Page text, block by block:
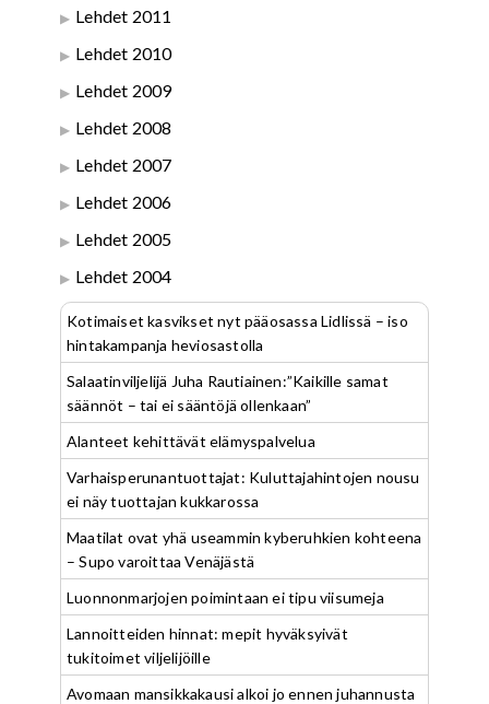
Lehdet 2011
Lehdet 2010
Lehdet 2009
Lehdet 2008
Lehdet 2007
Lehdet 2006
Lehdet 2005
Lehdet 2004
Kotimaiset kasvikset nyt pääosassa Lidlissä – iso
hintakampanja heviosastolla
Salaatinviljelijä Juha Rautiainen:”Kaikille samat
säännöt – tai ei sääntöjä ollenkaan”
Alanteet kehittävät elämyspalvelua
Varhaisperunantuottajat: Kuluttajahintojen nousu
ei näy tuottajan kukkarossa
Maatilat ovat yhä useammin kyberuhkien kohteena
– Supo varoittaa Venäjästä
Luonnonmarjojen poimintaan ei tipu viisumeja
Lannoitteiden hinnat: mepit hyväksyivät
tukitoimet viljelijöille
Avomaan mansikkakausi alkoi jo ennen juhannusta